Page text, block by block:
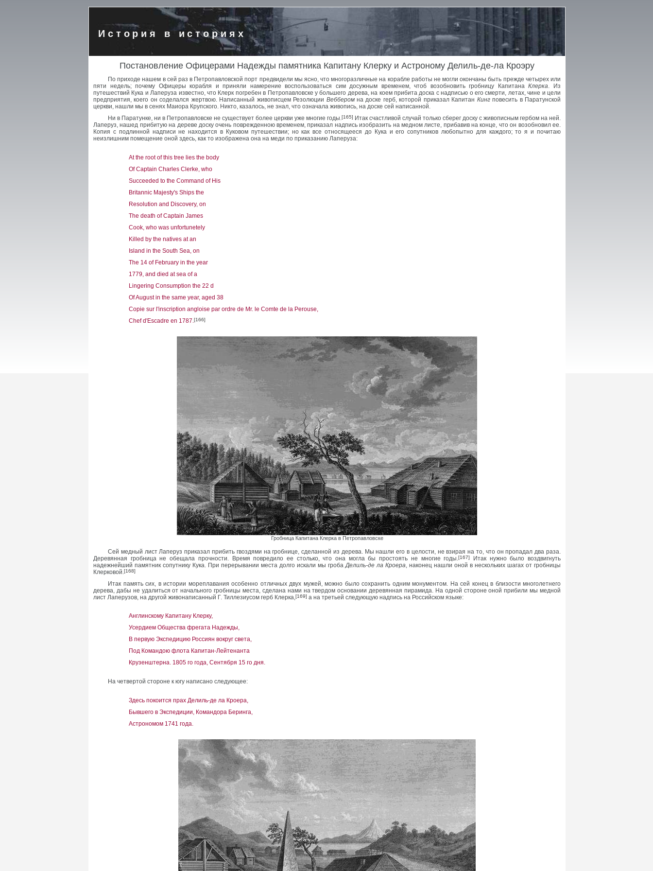
История в историях
Постановление Офицерами Надежды памятника Капитану Клерку и Астроному Делиль-де-ла Кроэру
По приходе нашем в сей раз в Петропавловской порт предвидели мы ясно, что многоразличные на корабле работы не могли окончаны быть прежде четырех или
пяти недель; почему Офицеры корабля и приняли намерение воспользоваться сим досужным временем, чтоб возобновить гробницу КапитанаКлерка. Из
путешествий Кука и Лаперуза известно, что Клерк погребен в Петропавловске у большего дерева, на коем прибита доска с надписью о его смерти, летах, чине и цели
предприятия, коего он соделался жертвою. Написанный живописцем Резолюции Вебберомна доске герб, которой приказал Капитан Кингповесить в Паратунской
церкви, нашли мы в сенях Маиора Крупского. Никто, казалось, не знал, что означала живопись, на доске сей написанной.
Ни в Паратунке, ни в Петропавловске не существует более церкви уже многие годы.[165] Итак счастливой случай только сберег доску с живописным гербом на ней.
Лаперуз, нашед прибитую на дереве доску очень поврежденною временем, приказал надпись изобразить на медном листе, прибавив на конце, что он возобновил ее.
Копия с подлинной надписи не находится в Куковом путешествии; но как все относящееся до Кука и его сопутников любопытно для каждого; то я и почитаю
неизлишним помещение оной здесь, как то изображена она на меди по приказанию Лаперуза:
At the root of this tree lies the body
Of Captain Charles Clerke, who
Succeeded to the Command of His
Britannic Majesty's Ships the
Resolution and Discovery, on
The death of Captain James
Cook, who was unfortunetely
Killed by the natives at an
Island in the South Sea, on
The 14 of February in the year
1779, and died at sea of a
Lingering Consumption the 22 d
Of August in the same year, aged 38
Copie sur l'inscription angloise par ordre de Mr. le Comte de la Perouse,
Chef d'Escadre en 1787.[166]
Гробница Капитана Клерка в Петропавловске
Сей медный лист Лаперуз приказал прибить гвоздями на гробнице, сделанной из дерева. Мы нашли его в целости, не взирая на то, что он пропадал два раза.
Деревянная гробница не обещала прочности. Время повредило ее столько, что она могла бы простоять не многие годы. [167]
Итак нужно было воздвигнуть
надежнейший памятник сопутнику Кука. При перерывании места долго искали мы гроба Делиль-де ла Кроера , наконец нашли оной в нескольких шагах от гробницы
Клерковой. [168]
Итак память сих, в истории мореплавания особенно отличных двух мужей, можно было сохранить одним монументом. На сей конец в близости многолетнего
дерева, дабы не удалиться от начального гробницы места, сделана нами на твердом основании деревянная пирамида. На одной стороне оной прибили мы медной
лист Лаперузов, на другой живонаписанный Г. Тиллезиусом герб Клерка, [169] а на третьей следующую надпись на Российском языке:
Англинскому Капитану Клерку,
Усердием Общества фрегата Надежды,
В первую Экспедицию Россиян вокруг света,
Под Командою флота Капитан-Лейтенанта
Крузенштерна. 1805 го года, Сентября 15 го дня.
На четвертой стороне к югу написано следующее:
Здесь покоится прах Делиль-де ла Кроера,
Бывшего в Экспедиции, Командора Беринга,
Астрономом 1741 года.